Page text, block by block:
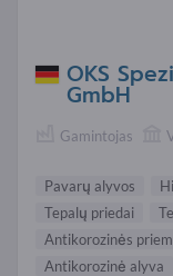
OKS
GmbH
Gamintojas
Pavarų alyvos
Tepalų priedai
Antikorozinės
Antikorozinė alyva